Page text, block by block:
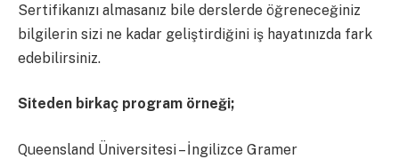
Sertifikanızı almasanız bile derslerde öğreneceğiniz
bilgilerin sizi ne kadar geliştirdiğini iş hayatınızda fark
edebilirsiniz.
Siteden birkaç program örneği;
Queensland Üniversitesi – İngilizce Gramer